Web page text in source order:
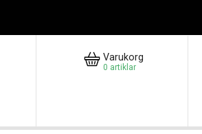
Varukorg
0 artiklar